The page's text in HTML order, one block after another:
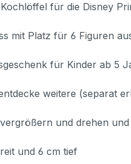
für die Disney
mit Platz für 6 Figuren
für Kinder ab 5
weitere (separat
und drehen
und 6 cm tief